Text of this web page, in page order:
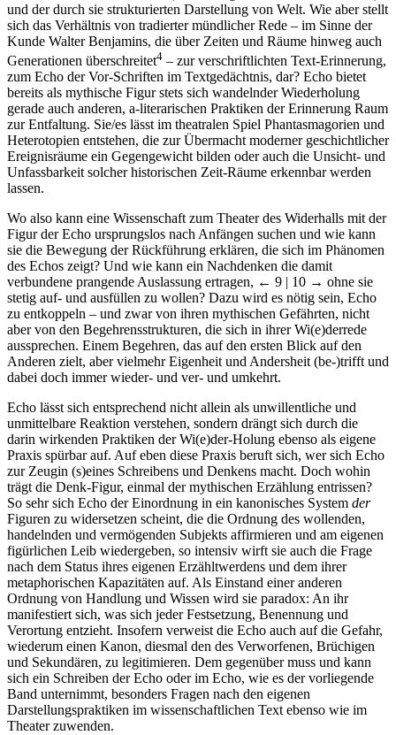
und der durch sie strukturierten Darstellung von Welt. Wie aber stellt
sich das Verhältnis von tradierter mündlicher Rede – im Sinne der
Kunde Walter Benjamins, die über Zeiten und Räume hinweg auch
Generationen überschreitet4 – zur verschriftlichten Text-Erinnerung,
zum Echo der Vor-Schriften im Textgedächtnis, dar? Echo bietet
bereits als mythische Figur stets sich wandelnder Wiederholung
gerade auch anderen, a-literarischen Praktiken der Erinnerung Raum
zur Entfaltung. Sie/es lässt im theatralen Spiel Phantasmagorien und
Heterotopien entstehen, die zur Übermacht moderner geschichtlicher
Ereignisräume ein Gegengewicht bilden oder auch die Unsicht- und
Unfassbarkeit solcher historischen Zeit-Räume erkennbar werden
lassen.
Wo also kann eine Wissenschaft zum Theater des Widerhalls mit der
Figur der Echo ursprungslos nach Anfängen suchen und wie kann
sie die Bewegung der Rückführung erklären, die sich im Phänomen
des Echos zeigt? Und wie kann ein Nachdenken die damit
verbundene prangende Auslassung ertragen, ← 9 | 10 → ohne sie
stetig auf- und ausfüllen zu wollen? Dazu wird es nötig sein, Echo
zu entkoppeln – und zwar von ihren mythischen Gefährten, nicht
aber von den Begehrensstrukturen, die sich in ihrer Wi(e)derrede
aussprechen. Einem Begehren, das auf den ersten Blick auf den
Anderen zielt, aber vielmehr Eigenheit und Andersheit (be-)trifft und
dabei doch immer wieder- und ver- und umkehrt.
Echo lässt sich entsprechend nicht allein als unwillentliche und
unmittelbare Reaktion verstehen, sondern drängt sich durch die
darin wirkenden Praktiken der Wi(e)der-Holung ebenso als eigene
Praxis spürbar auf. Auf eben diese Praxis beruft sich, wer sich Echo
zur Zeugin (s)eines Schreibens und Denkens macht. Doch wohin
trägt die Denk-Figur, einmal der mythischen Erzählung entrissen?
So sehr sich Echo der Einordnung in ein kanonisches System der
Figuren zu widersetzen scheint, die die Ordnung des wollenden,
handelnden und vermögenden Subjekts affirmieren und am eigenen
figürlichen Leib wiedergeben, so intensiv wirft sie auch die Frage
nach dem Status ihres eigenen Erzähltwerdens und dem ihrer
metaphorischen Kapazitäten auf. Als Einstand einer anderen
Ordnung von Handlung und Wissen wird sie paradox: An ihr
manifestiert sich, was sich jeder Festsetzung, Benennung und
Verortung entzieht. Insofern verweist die Echo auch auf die Gefahr,
wiederum einen Kanon, diesmal den des Verworfenen, Brüchigen
und Sekundären, zu legitimieren. Dem gegenüber muss und kann
sich ein Schreiben der Echo oder im Echo, wie es der vorliegende
Band unternimmt, besonders Fragen nach den eigenen
Darstellungspraktiken im wissenschaftlichen Text ebenso wie im
Theater zuwenden.